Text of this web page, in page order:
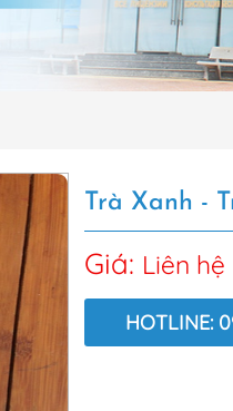
Trà Xanh -
Giá: Liên hệ
HOTLINE: